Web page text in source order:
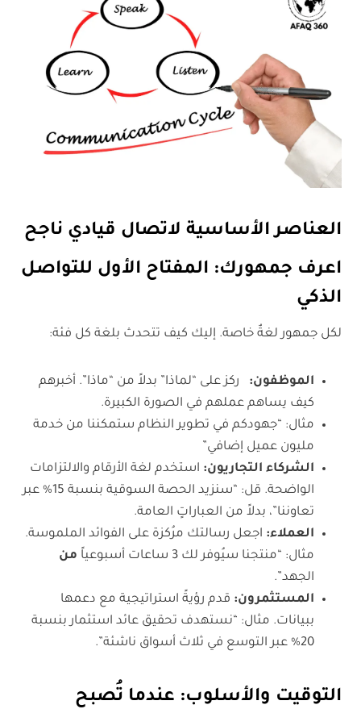
العناصر الأساسية لاتصال قيادي ناجح
اعرف جمهورك: المفتاح الأول للتواصل
الذكي
لكل جمهور لغةٌ خاصة. إليك كيف تتحدث بلغة كل فئة:
الموظفون:
ركز على “لماذا” بدلاً من “ماذا”. أخبرهم
كيف يساهم عملهم في الصورة الكبيرة.
مثال: “جهودكم في تطوير النظام ستمكننا من خدمة
مليون عميل إضافي”
الشركاء التجاريون: استخدم لغة الأرقام والالتزامات
الواضحة. قل: “سنزيد الحصة السوقية بنسبة 15% عبر
تعاوننا”، بدلاً من العباراتٍ العامة.
العملاء: اجعل رسالتك مرُكزة على الفوائد الملموسة.
مثال: “منتجنا سيُوفر لك 3 ساعات أسبوعياً
من
الجهد”.
المستثمرون: قدم رؤيةً استراتيجية مع دعمها
ببيانات. مثال: “نستهدف تحقيق عائد استثمار بنسبة
20% عبر التوسع في ثلاث أسواق ناشئة”.
التوقيت والأسلوب: عندما تُصبح